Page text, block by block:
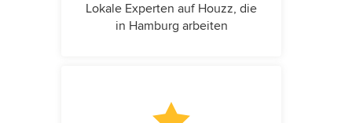
Lokale Experten auf Houzz, die
in Hamburg arbeiten